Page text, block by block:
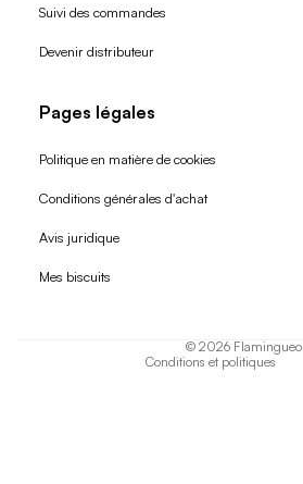
Suivi des commandes
Devenir distributeur
Pages légales
Politique en matière de cookies
Conditions générales d'achat
Avis juridique
Mes biscuits
© 2026 Flamingueo
Conditions et politiques
Politique de remboursement